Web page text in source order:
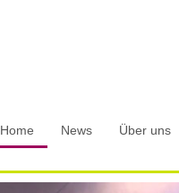
Home News Über uns